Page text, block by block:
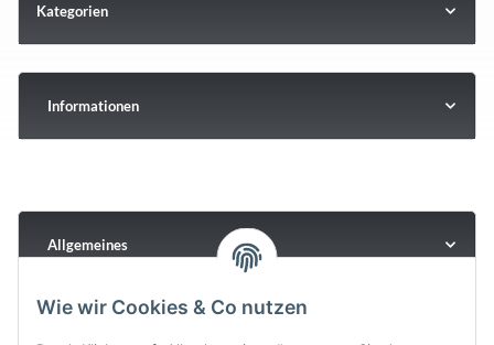
Kategorien
Informationen
Allgemeines
Wie wir Cookies & Co nutzen